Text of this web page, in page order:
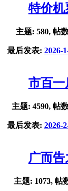
特价机
主题: 580, 帖
最后发表: 2026-
市百一
主题: 4590, 帖
最后发表: 2026-
广而告
主题: 1073, 帖